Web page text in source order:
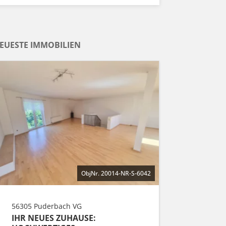
IMMOBILIEN
ObjNr. 20014-NR-S-6042
56305 Puderbach VG
IHR NEUES ZUHAUSE: